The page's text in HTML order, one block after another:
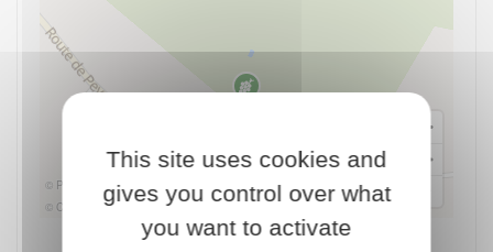
© Plan-interactif
© Contributeurs d'OpenStreetMap
Château Montplaisir
This site uses cookies and
gives you control over what
you want to activate